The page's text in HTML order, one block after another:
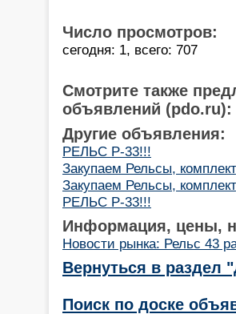
Число просмотров:
сегодня: 1, всего: 707
Смотрите также
объявлений (pdo.ru):
Другие объявления:
РЕЛЬС Р-33!!!
Закупаем Рельсы,
Закупаем Рельсы,
РЕЛЬС Р-33!!!
Информация, цены,
Новости рынка: Рельс 43
Вернуться в раздел
Поиск по доске